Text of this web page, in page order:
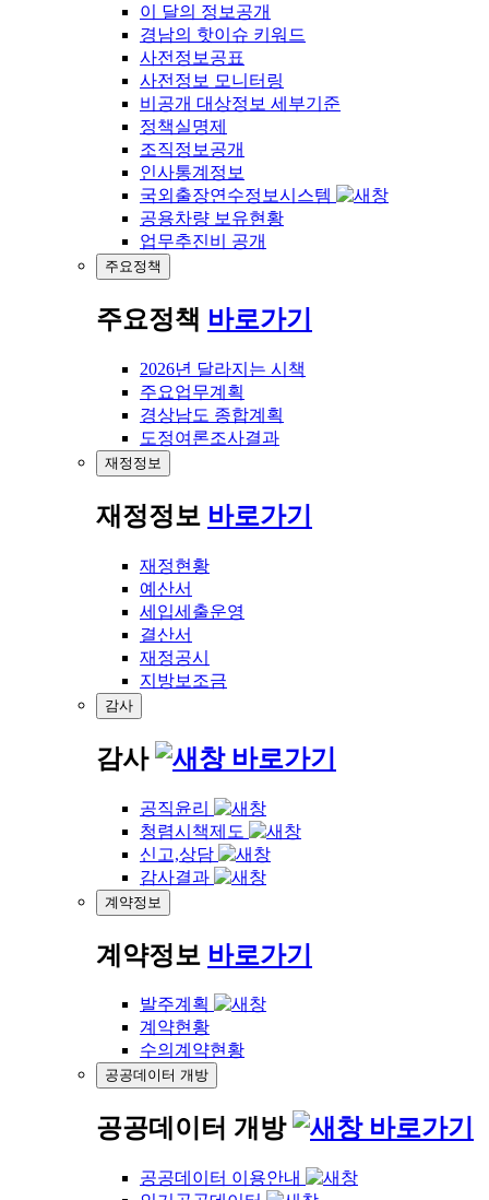
이 달의 정보공개
경남의 핫이슈 키워드
사전정보공표
사전정보 모니터링
비공개 대상정보 세부기준
정책실명제
조직정보공개
인사통계정보
국외출장연수정보시스템
공용차량 보유현황
업무추진비 공개
주요정책
주요정책 바로가기
2026년 달라지는 시책
주요업무계획
경상남도 종합계획
도정여론조사결과
재정정보
재정정보 바로가기
재정현황
예산서
세입세출운영
결산서
재정공시
지방보조금
감사
감사 바로가기
공직윤리
청렴시책제도
신고,상담
감사결과
계약정보
계약정보 바로가기
발주계획
계약현황
수의계약현황
공공데이터 개방
공공데이터 개방 바로가기
공공데이터 이용안내